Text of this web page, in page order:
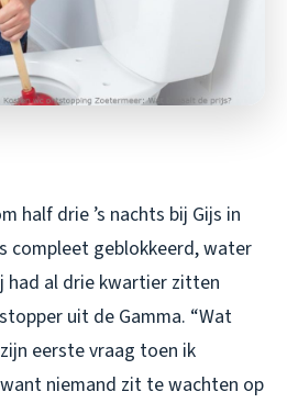
half drie ’s nachts bij Gijs in
compleet geblokkeerd, water
had al drie kwartier zitten
uit de Gamma. “Wat
eerste vraag toen ik
niemand zit te wachten op